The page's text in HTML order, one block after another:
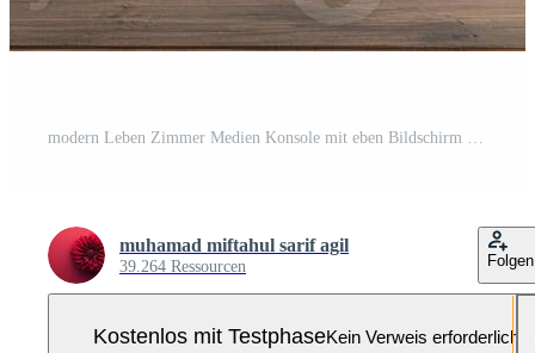
modern Leben Zimmer Medien Konsole mit eben Bildschirm Pro Foto
muhamad miftahul sarif agil
39.264 Ressourcen Folgen
Kostenlos mit TestphaseKein Verweis erforderlich